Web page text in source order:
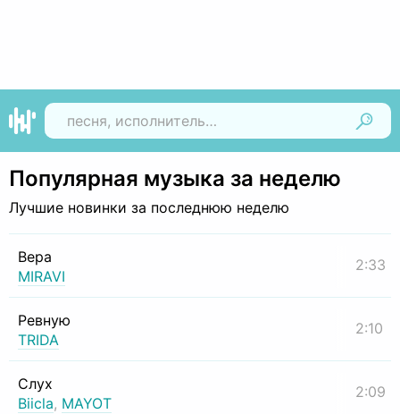
Популярная музыка за неделю
Лучшие новинки за последнюю неделю
Вера
MIRAVI
2:33
Ревную
TRIDA
2:10
Слух
Biicla, MAYOT
2:09